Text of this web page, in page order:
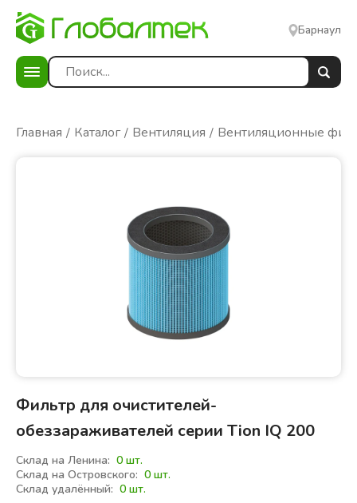
Барнаул
Главная Каталог Вентиляция Вентиляционные
Фильтр для очистителей-
обеззараживателей серии Tion IQ 200
Склад на Ленина: 0 шт.
Склад на Островского: 0 шт.
Склад удалённый: 0 шт.